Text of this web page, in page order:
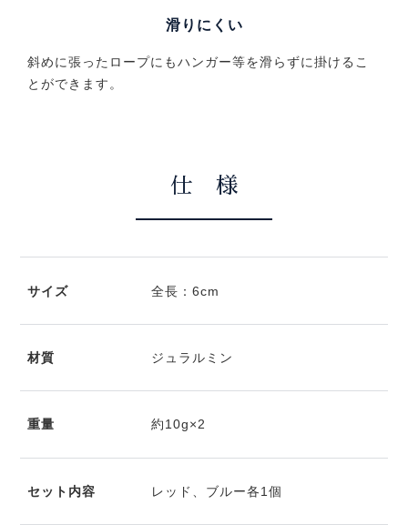
滑りにくい
斜めに張ったロープにもハンガー等を滑らずに掛けるこ
とができます。
仕 様
サイズ 全長：6cm
材質 ジュラルミン
重量 約10g×2
セット内容 レッド、ブルー各1個